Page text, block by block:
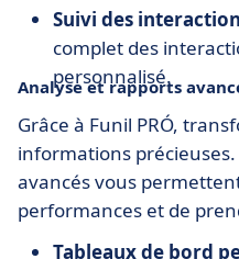
Suivi des
complet des
personnalisé.
Analyse et rapports
Grâce à Funil PRÓ,
informations
avancés vous
performances et de
Tableaux de bord